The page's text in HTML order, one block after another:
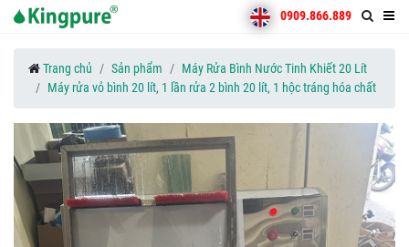
0909.866.889
Trang chủ Sản phẩm
Máy Rửa Bình Nước Tinh Khiết 20 Lít
Máy rửa vỏ bình 20 lít, 1 lần rửa 2 bình 20 lít, 1 hộc tráng hóa chất